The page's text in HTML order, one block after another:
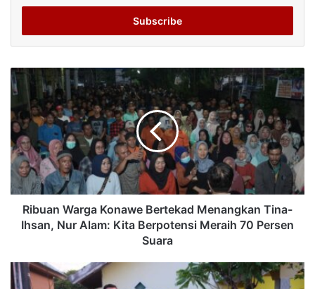
Email
Ribuan Warga Konawe Bertekad Menangkan Tina-
Ihsan, Nur Alam: Kita Berpotensi Meraih 70 Persen
Suara